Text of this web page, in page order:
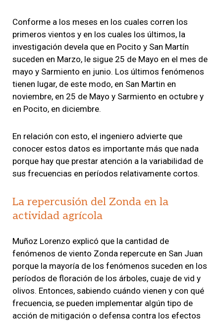
Conforme a los meses en los cuales corren los
primeros vientos y en los cuales los últimos, la
investigación devela que en Pocito y San Martín
suceden en Marzo, le sigue 25 de Mayo en el mes de
mayo y Sarmiento en junio. Los últimos fenómenos
tienen lugar, de este modo, en San Martin en
noviembre, en 25 de Mayo y Sarmiento en octubre y
en Pocito, en diciembre.
En relación con esto, el ingeniero advierte que
conocer estos datos es importante más que nada
porque hay que prestar atención a la variabilidad de
sus frecuencias en períodos relativamente cortos.
La repercusión del Zonda en la
actividad agrícola
Muñoz Lorenzo explicó que la cantidad de
fenómenos de viento Zonda repercute en San Juan
porque la mayoría de los fenómenos suceden en los
períodos de floración de los árboles, cuaje de vid y
olivos. Entonces, sabiendo cuándo vienen y con qué
frecuencia, se pueden implementar algún tipo de
acción de mitigación o defensa contra los efectos